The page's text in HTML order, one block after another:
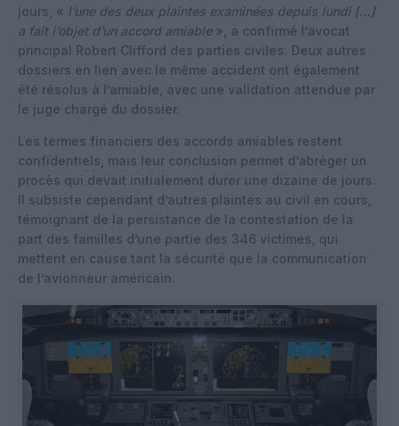
jours, « l’une des deux plaintes examinées depuis lundi […]
a fait l’objet d’un accord amiable », a confirmé l’avocat
principal Robert Clifford des parties civiles. Deux autres
dossiers en lien avec le même accident ont également
été résolus à l’amiable, avec une validation attendue par
le juge chargé du dossier.​
Les termes financiers des accords amiables restent
confidentiels, mais leur conclusion permet d’abréger un
procès qui devait initialement durer une dizaine de jours.
Il subsiste cependant d’autres plaintes au civil en cours,
témoignant de la persistance de la contestation de la
part des familles d’une partie des 346 victimes, qui
mettent en cause tant la sécurité que la communication
de l’avionneur américain.​